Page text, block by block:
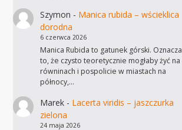
Szymon - Manica rubida – wścieklica
dorodna
6 czerwca 2026
Manica Rubida to gatunek górski. Oznacza
to, że czysto teoretycznie mogłaby żyć na
równinach i pospolicie w miastach na
północy,…
Marek- Lacerta viridis – jaszczurka
zielona
24 maja 2026